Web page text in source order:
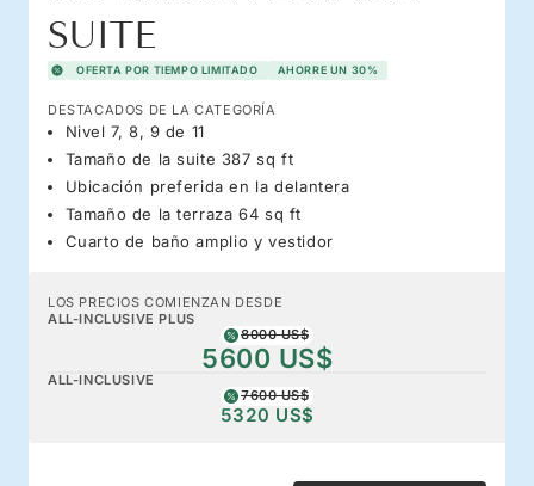
SUITE
OFERTA POR TIEMPO LIMITADO AHORRE UN 30%
DESTACADOS DE LA CATEGORÍA
Nivel 7, 8, 9 de 11
Tamaño de la suite 387 sq ft
Ubicación preferida en la delantera
Tamaño de la terraza 64 sq ft
Cuarto de baño amplio y vestidor
LOS PRECIOS COMIENZAN DESDE
ALL-INCLUSIVE PLUS
8000 US$
5600 US$
ALL-INCLUSIVE
7600 US$
5320 US$